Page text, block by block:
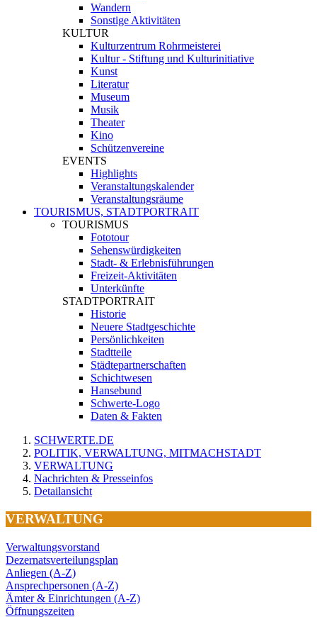
Wandern
Sonstige Aktivitäten
KULTUR
Kulturzentrum Rohrmeisterei
Kultur - Stiftung und Kulturinitiative
Kunst
Literatur
Museum
Musik
Theater
Kino
Schützenvereine
EVENTS
Highlights
Veranstaltungskalender
Veranstaltungsräume
TOURISMUS, STADTPORTRAIT
TOURISMUS
Fototour
Sehenswürdigkeiten
Stadt- & Erlebnisführungen
Freizeit-Aktivitäten
Unterkünfte
STADTPORTRAIT
Historie
Neuere Stadtgeschichte
Persönlichkeiten
Stadtteile
Städtepartnerschaften
Schichtwesen
Hansebund
Schwerte-Logo
Daten & Fakten
SCHWERTE.DE
POLITIK, VERWALTUNG, MITMACHSTADT
VERWALTUNG
Nachrichten & Presseinfos
Detailansicht
VERWALTUNG
Verwaltungsvorstand
Dezernatsverteilungsplan
Anliegen (A-Z)
Ansprechpersonen (A-Z)
Ämter & Einrichtungen (A-Z)
Öffnungszeiten